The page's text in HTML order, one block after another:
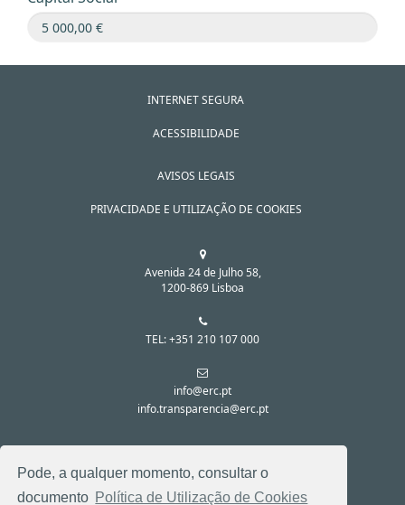
Pode, a qualquer momento, consultar o
documento Política de Utilização de Cookies
INTERNET SEGURA
ACESSIBILIDADE
AVISOS LEGAIS
PRIVACIDADE E UTILIZAÇÃO DE COOKIES
Avenida 24 de Julho 58,
1200-869 Lisboa
TEL: +351 210 107 000
info@erc.pt
info.transparencia@erc.pt